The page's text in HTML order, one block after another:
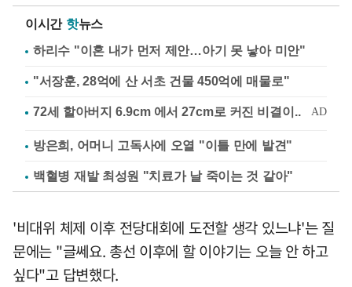
이시간 핫뉴스
하리수 "이혼 내가 먼저 제안…아기 못 낳아 미안"
"서장훈, 28억에 산 서초 건물 450억에 매물로"
방은희, 어머니 고독사에 오열 "이틀 만에 발견"
백혈병 재발 최성원 "치료가 날 죽이는 것 같아"
'비대위 체제 이후 전당대회에 도전할 생각 있느냐'는 질
문에는 "글쎄요. 총선 이후에 할 이야기는 오늘 안 하고
싶다"고 답변했다.